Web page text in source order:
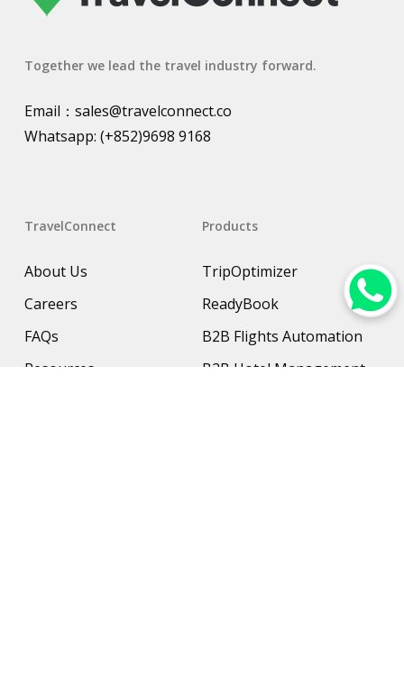
Together we lead the travel industry forward.
Email： sales@travelconnect.co
Whatsapp: (+852)9698 9168
TravelConnect
About Us
Careers
FAQs
Resources
Products
TripOptimizer
ReadyBook
B2B Flights Automation
B2B Hotel Management